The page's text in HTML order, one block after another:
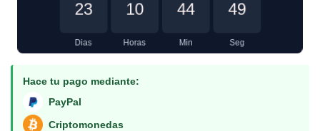
23
Dias
10
Horas
44
Min
49
Seg
Hace tu pago mediante:
PayPal
Criptomonedas